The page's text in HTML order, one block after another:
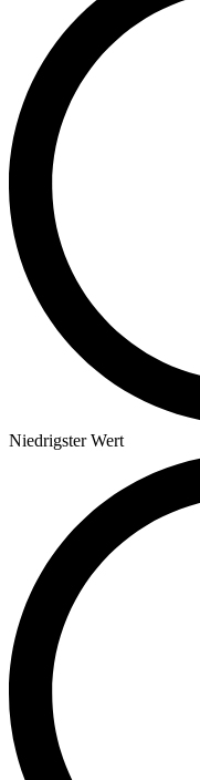
Niedrigster Wert